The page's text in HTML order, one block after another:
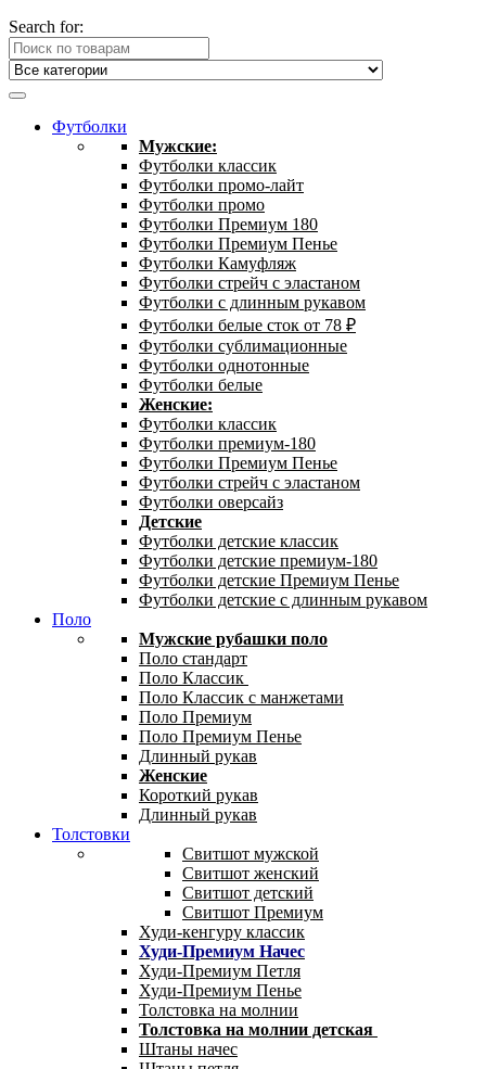
Search for:
Футболки
Мужские:
Футболки классик
Футболки промо-лайт
Футболки промо
Футболки Премиум 180
Футболки Премиум Пенье
Футболки Камуфляж
Футболки стрейч с эластаном
Футболки с длинным рукавом
Футболки белые сток от 78 ₽
Футболки сублимационные
Футболки однотонные
Футболки белые
Женские:
Футболки классик
Футболки премиум-180
Футболки Премиум Пенье
Футболки стрейч с эластаном
Футболки оверсайз
Детские
Футболки детские классик
Футболки детские премиум-180
Футболки детские Премиум Пенье
Футболки детские с длинным рукавом
Поло
Мужские рубашки поло
Поло стандарт
Поло Классик
Поло Классик с манжетами
Поло Премиум
Поло Премиум Пенье
Длинный рукав
Женские
Короткий рукав
Длинный рукав
Толстовки
Свитшот мужской
Свитшот женский
Свитшот детский
Свитшот Премиум
Худи-кенгуру классик
Худи-Премиум Начес
Худи-Премиум Петля
Худи-Премиум Пенье
Толстовка на молнии
Толстовка на молнии детская
Штаны начес